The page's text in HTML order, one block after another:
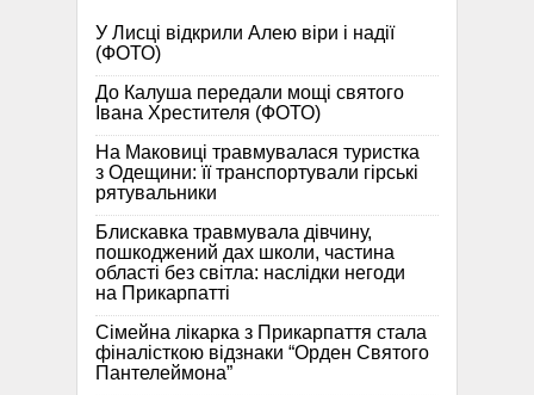
У Лисці відкрили Алею віри і надії
(ФОТО)
До Калуша передали мощі святого
Івана Хрестителя (ФОТО)
На Маковиці травмувалася туристка
з Одещини: її транспортували гірські
рятувальники
Блискавка травмувала дівчину,
пошкоджений дах школи, частина
області без світла: наслідки негоди
на Прикарпатті
Сімейна лікарка з Прикарпаття стала
фіналісткою відзнаки “Орден Святого
Пантелеймона”